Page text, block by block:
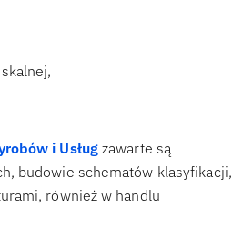
i Usługzawarte są
budowie schematów klasyfikacji,
również w handlu